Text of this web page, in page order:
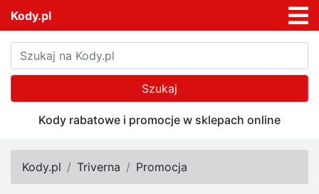
Kody.pl
Szukaj
Kody rabatowe i promocje w sklepach online
Kody.pl Triverna Promocja